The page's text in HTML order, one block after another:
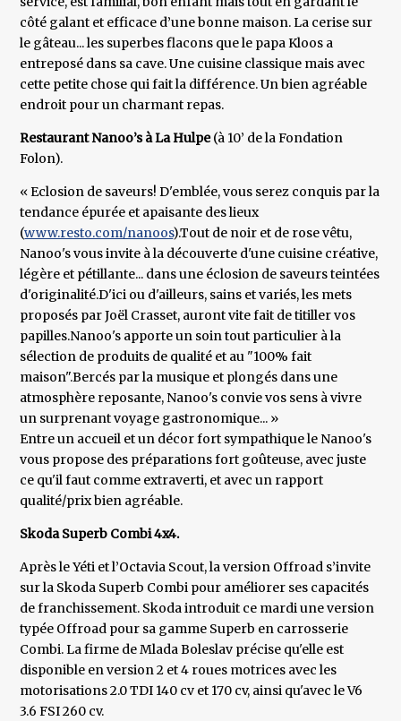
côté galant et efficace d’une bonne maison. La cerise sur
le gâteau... les superbes flacons que le papa Kloos a
entreposé dans sa cave. Une cuisine classique mais avec
cette petite chose qui fait la différence. Un bien agréable
endroit pour un charmant repas.
Restaurant Nanoo’s à La Hulpe(à 10’ de la Fondation
Folon).
« Eclosion de saveurs! D'emblée, vous serez conquis par la
tendance épurée et apaisante des lieux
(www.resto.com/nanoos).Tout de noir et de rose vêtu,
Nanoo's vous invite à la découverte d'une cuisine créative,
légère et pétillante... dans une éclosion de saveurs teintées
d'originalité.D'ici ou d'ailleurs, sains et variés, les mets
proposés par Joël Crasset, auront vite fait de titiller vos
papilles.Nanoo's apporte un soin tout particulier à la
sélection de produits de qualité et au "100% fait
maison".Bercés par la musique et plongés dans une
atmosphère reposante, Nanoo's convie vos sens à vivre
un surprenant voyage gastronomique... »
Entre un accueil et un décor fort sympathique le Nanoo's
vous propose des préparations fort goûteuse, avec juste
ce qu'il faut comme extraverti, et avec un rapport
qualité/prix bien agréable.
Skoda Superb Combi 4x4.
Après le Yéti et l’Octavia Scout, la version Offroad s’invite
sur la Skoda Superb Combi pour améliorer ses capacités
de franchissement. Skoda introduit ce mardi une version
typée Offroad pour sa gamme Superb en carrosserie
Combi. La firme de Mlada Boleslav précise qu'elle est
disponible en version 2 et 4 roues motrices avec les
motorisations 2.0 TDI 140 cv et 170 cv, ainsi qu'avec le V6
3.6 FSI 260 cv.